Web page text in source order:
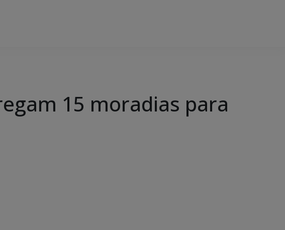
15 moradias para